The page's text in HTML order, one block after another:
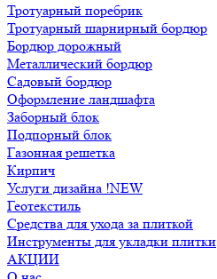
Тротуарный поребрик
Тротуарный шарнирный бордюр
Бордюр дорожный
Металлический бордюр
Садовый бордюр
Оформление ландшафта
Заборный блок
Подпорный блок
Газонная решетка
Кирпич
Услуги дизайна !NEW
Геотекстиль
Средства для ухода за плиткой
Инструменты для укладки плитки
АКЦИИ